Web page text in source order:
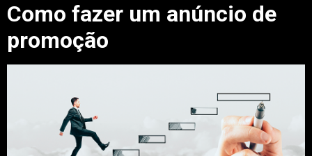
Como fazer um anúncio de
promoção